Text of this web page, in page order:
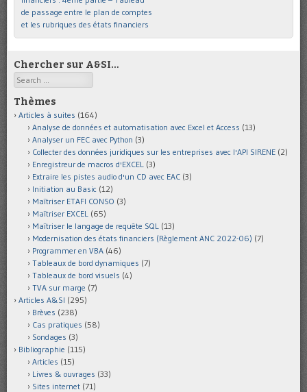
de passage entre le plan de comptes
et les rubriques des états financiers
Chercher sur A&SI…
Search
Thèmes
Articles à suites (164)
Analyse de données et automatisation avec Excel et Access (13)
Analyser un FEC avec Python (3)
Collecter des données juridiques sur les entreprises avec l'API SIRENE (2)
Enregistreur de macros d'EXCEL (3)
Extraire les pistes audio d'un CD avec EAC (3)
Initiation au Basic (12)
Maîtriser ETAFI CONSO (3)
Maîtriser EXCEL (65)
Maîtriser le langage de requête SQL (13)
Modernisation des états financiers (Règlement ANC 2022-06) (7)
Programmer en VBA (46)
Tableaux de bord dynamiques (7)
Tableaux de bord visuels (4)
TVA sur marge (7)
Articles A&SI (295)
Brèves (238)
Cas pratiques (58)
Sondages (3)
Bibliographie (115)
Articles (15)
Livres & ouvrages (33)
Sites internet (71)